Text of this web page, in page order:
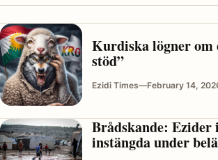
Kurdiska lögner om
stöd”
Ezidi Times—February 14,
Brådskande: Ezider
instängda under